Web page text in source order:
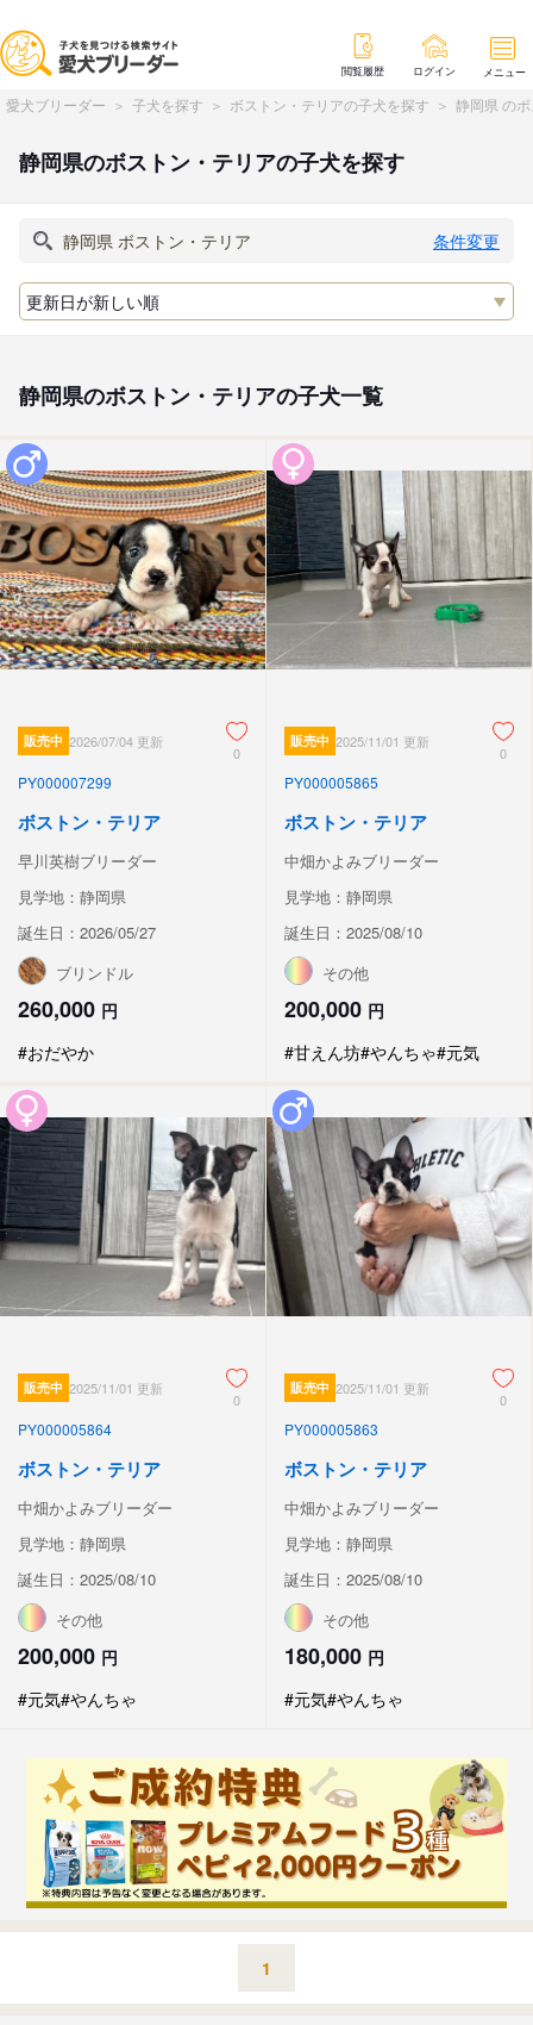
閲覧履歴 ログイン メニュー
愛犬ブリーダー 子犬を探す ボストン・テリアの子犬を探す 静岡県 の
静岡県のボストン・テリアの子犬を探す
条件変更
静岡県のボストン・テリアの子犬一覧
販売中 2026/07/04 更新
0
PY000007299
ボストン・テリア
早川英樹ブリーダー
見学地：静岡県
誕生日：2026/05/27
ブリンドル
260,000 円
#おだやか
販売中 2025/11/01 更新
0
PY000005865
ボストン・テリア
中畑かよみブリーダー
見学地：静岡県
誕生日：2025/08/10
その他
200,000 円
#甘えん坊#やんちゃ#元気
販売中 2025/11/01 更新
0
PY000005864
ボストン・テリア
中畑かよみブリーダー
見学地：静岡県
誕生日：2025/08/10
その他
200,000 円
#元気#やんちゃ
販売中 2025/11/01 更新
0
PY000005863
ボストン・テリア
中畑かよみブリーダー
見学地：静岡県
誕生日：2025/08/10
その他
180,000 円
#元気#やんちゃ
1